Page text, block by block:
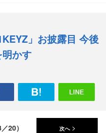
」お披露目 今後
かす
20） 次へ